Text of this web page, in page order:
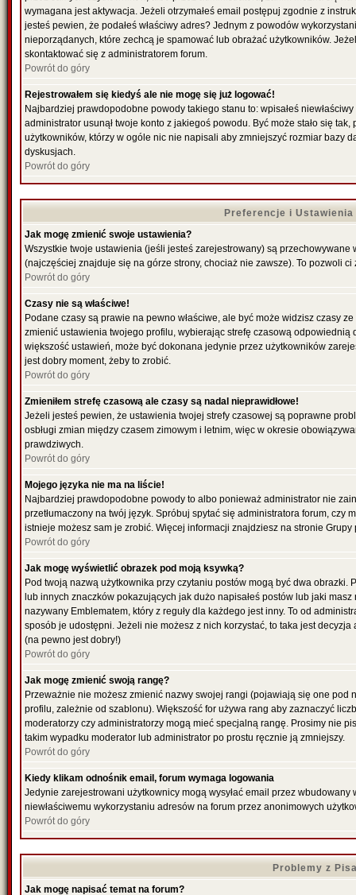
wymagana jest aktywacja. Jeżeli otrzymałeś email postępuj zgodnie z
jesteś pewien, że podałeś właściwy adres? Jednym z powodów
nieporządanych, które zechcą je spamować lub obrażać użytkowników.
skontaktować się z administratorem forum.
Powrót do góry
Rejestrowałem się kiedyś ale nie mogę się już logować!
Najbardziej prawdopodobne powody takiego stanu to: wpisałeś
administrator usunął twoje konto z jakiegoś powodu. Być może stało się
użytkowników, którzy w ogóle nic nie napisali aby zmniejszyć rozmiar bazy
dyskusjach.
Powrót do góry
Preferencje i
Jak mogę zmienić swoje ustawienia?
Wszystkie twoje ustawienia (jeśli jesteś zarejestrowany) są
(najczęściej znajduje się na górze strony, chociaż nie zawsze). To pozwoli
Powrót do góry
Czasy nie są właściwe!
Podane czasy są prawie na pewno właściwe, ale być może widzisz czasy
zmienić ustawienia twojego profilu, wybierając strefę czasową
większość ustawień, może być dokonana jedynie przez użytkowników
jest dobry moment, żeby to zrobić.
Powrót do góry
Zmieniłem strefę czasową ale czasy są nadal nieprawidłowe!
Jeżeli jesteś pewien, że ustawienia twojej strefy czasowej są poprawne
osbługi zmian między czasem zimowym i letnim, więc w okresie
prawdziwych.
Powrót do góry
Mojego języka nie ma na liście!
Najbardziej prawdopodobne powody to albo ponieważ administrator nie
przetłumaczony na twój język. Spróbuj spytać się administratora forum, czy
istnieje możesz sam je zrobić. Więcej informacji znajdziesz na stronie
Powrót do góry
Jak mogę wyświetlić obrazek pod moją ksywką?
Pod twoją nazwą użytkownika przy czytaniu postów mogą być dwa
lub innych znaczków pokazujących jak dużo napisałeś postów lub jaki
nazywany Emblematem, który z reguły dla każdego jest inny. To od
sposób je udostępni. Jeżeli nie możesz z nich korzystać, to taka jest
(na pewno jest dobry!)
Powrót do góry
Jak mogę zmienić swoją rangę?
Przeważnie nie możesz zmienić nazwy swojej rangi (pojawiają się one pod
profilu, zależnie od szablonu). Większość for używa rang aby zaznaczyć
moderatorzy czy administratorzy mogą mieć specjalną rangę. Prosimy nie
takim wypadku moderator lub administrator po prostu ręcznie ją zmniejszy.
Powrót do góry
Kiedy klikam odnośnik email, forum wymaga logowania
Jedynie zarejestrowani użytkownicy mogą wysyłać email przez wbudowany
niewłaściwemu wykorzystaniu adresów na forum przez anonimowych
Powrót do góry
Problemy z
Jak mogę napisać temat na forum?